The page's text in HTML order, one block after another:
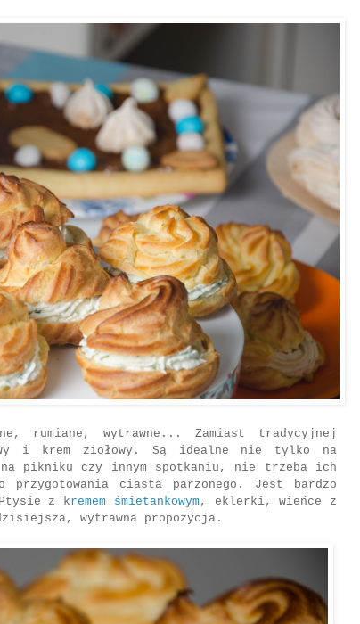
rumiane, wytrawne... Zamiast tradycyjnej
i krem ziołowy. Są idealne nie tylko na
pikniku czy innym spotkaniu, nie trzeba ich
ciasta parzonego. Jest bardzo
z kremem śmietankowym, eklerki, wieńce z
wytrawna propozycja.